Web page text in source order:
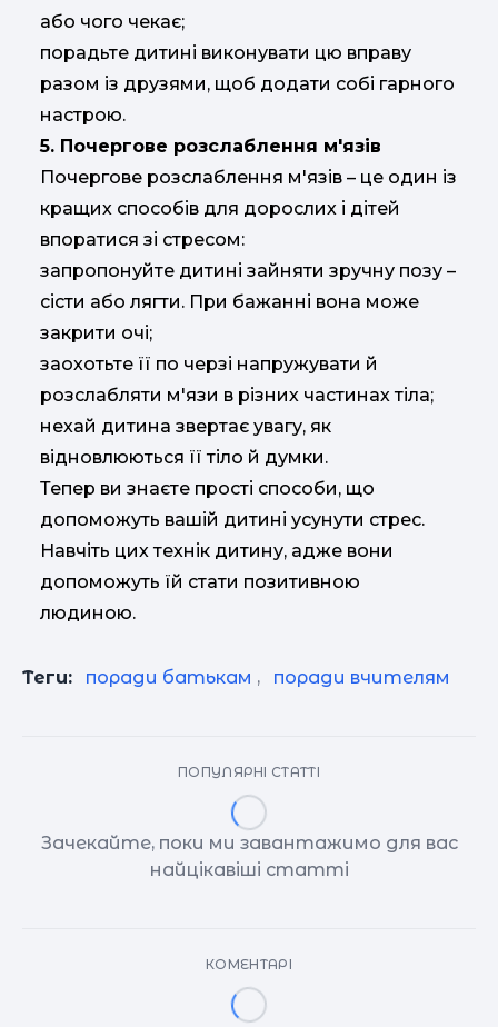
або чого чекає;
порадьте дитині виконувати цю вправу
разом із друзями, щоб додати собі гарного
настрою.
5. Почергове розслаблення м'язів
Почергове розслаблення м'язів – це один із
кращих способів для дорослих і дітей
впоратися зі стресом:
запропонуйте дитині зайняти зручну позу –
сісти або лягти. При бажанні вона може
закрити очі;
заохотьте її по черзі напружувати й
розслабляти м'язи в різних частинах тіла;
нехай дитина звертає увагу, як
відновлюються її тіло й думки.
Тепер ви знаєте прості способи, що
допоможуть вашій дитині усунути стрес.
Навчіть цих технік дитину, адже вони
допоможуть їй стати позитивною
людиною.
Теги: поради батькам , поради вчителям
ПОПУЛЯРНІ СТАТТІ
Зачекайте, поки ми завантажимо для вас
найцікавіші статті
КОМЕНТАРІ